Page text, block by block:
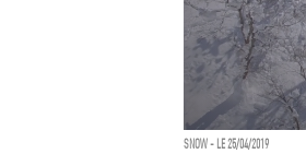
SNOW - LE 25/04/2019